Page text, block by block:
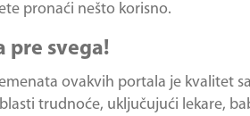
pronaći nešto korisno.
pre svega!
ovakvih portala je kvalitet
trudnoće, uključujući lekare,